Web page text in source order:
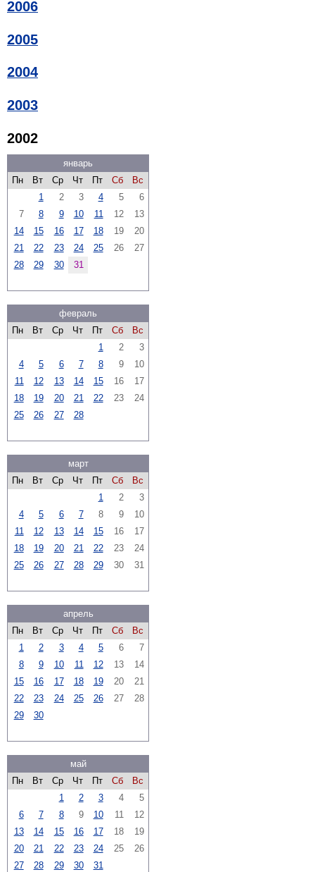
2006
2005
2004
2003
2002
январь
Пн
Вт Ср Чт Пт Сб
Вс
1
2 3 4 5
6
7
8 9 10 11 12
13
14
15 16 17 18 19
20
21
22 23 24 25 26
27
28
29 30 31
февраль
Пн
Вт Ср Чт Пт Сб
Вс
1
2
3
4
5 6 7 8 9
10
11
12 13 14 15 16
17
18
19 20 21 22 23
24
25
26 27 28
март
Пн
Вт Ср Чт Пт Сб
Вс
1
2
3
4
5 6 7 8 9
10
11
12 13 14 15 16
17
18
19 20 21 22 23
24
25
26 27 28 29 30 31
апрель
Пн
Вт Ср Чт Пт Сб
Вс
1
2 3 4 5 6
7
8
9 10 11 12 13
14
15
16 17 18 19 20
21
22
23 24 25 26 27
28
29
30
май
Пн
Вт Ср Чт Пт Сб
Вс
1
2 3 4
5
6
7 8 9 10 11
12
13
14 15 16 17 18
19
20
21 22 23 24 25
26
27
28 29 30 31